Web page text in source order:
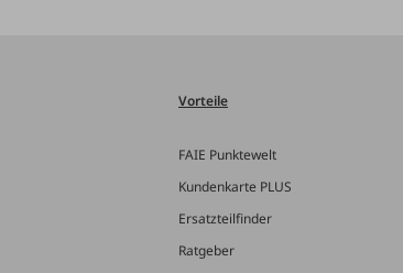
Vorteile
FAIE Punktewelt
Kundenkarte PLUS
Ersatzteilfinder
Ratgeber